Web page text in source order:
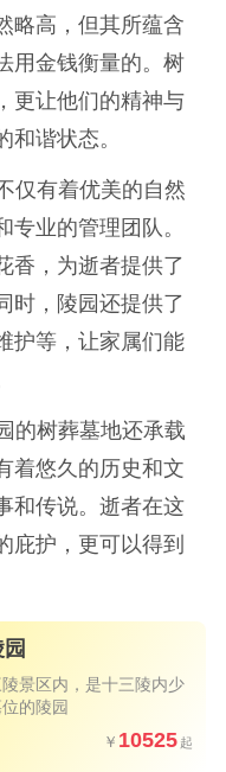
略高，但其所蕴含
用金钱衡量的。树
更让他们的精神与
谐状态。
仅有着优美的自然
业的管理团队。
香，为逝者提供了
时，陵园还提供了
护等，让家属们能
的树葬墓地还承载
着悠久的历史和文
和传说。逝者在这
庇护，更可以得到
景区内，是十三陵内少
的陵园
10525